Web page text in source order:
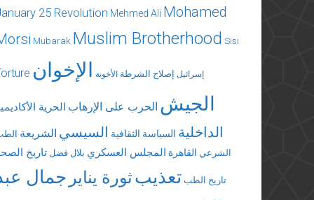
25 Revolution Mehmed Ali Mohamed
Mubarak Muslim Brotherhood Sisi
إسرائيل إصلاح الشرطة الأخونة الإخوان
الجيش الحرب على الإرهاب الحرية
الداخلية السياسة الثقافية السيسي الشريعة
الشرعي القاهرة المجلس العسكري بلال فضل تاريخ
تاريخ الطب تعذيبثورة يناير جمال